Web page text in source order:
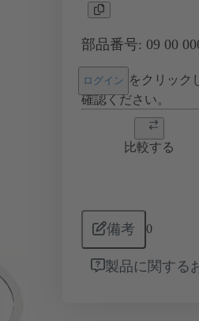
部品番号: 09 00
ログイン をクリック
確認ください。
比較する
備考 0
製品に関する